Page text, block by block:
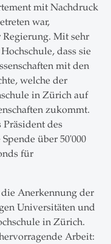
mit Nachdruck
war,
Mit sehr
dass sie
mit den
welche der
in Zürich auf
zukommt.
Präsident des
über 50'000
für
die Anerkennung der
Universitäten und
in Zürich.
Arbeit: